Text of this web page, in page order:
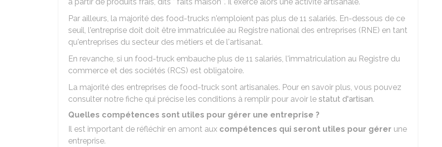
Par ailleurs, la majorité des food-trucks n'emploient pas plus de 11 salariés. En-dessous de ce
seuil, l'entreprise doit doit être immatriculée au Registre national des entreprises (RNE) en tant
qu'entreprises du secteur des métiers et de l'artisanat.
En revanche, si un food-truck embauche plus de 11 salariés, l'immatriculation au Registre du
commerce et des sociétés (RCS) est obligatoire.
La majorité des entreprises de food-truck sont artisanales. Pour en savoir plus, vous pouvez
consulter notre fiche qui précise les conditions à remplir pour avoir le statut d'artisan.
Quelles compétences sont utiles pour gérer une entreprise ?
Il est important de réfléchir en amont aux compétences qui seront utiles pour gérer une
entreprise.